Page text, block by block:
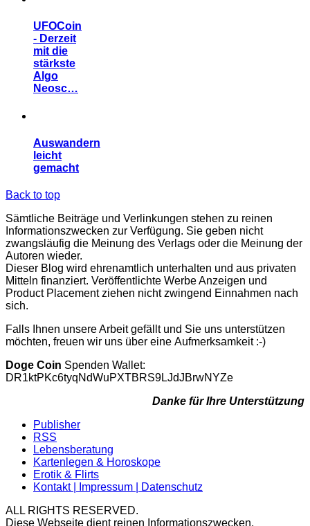
UFOCoin
- Derzeit
mit die
stärkste
Algo
Neosc…
Auswandern
leicht
gemacht
Back to top
Sämtliche Beiträge und Verlinkungen stehen zu reinen
Informationszwecken zur Verfügung. Sie geben nicht
zwangsläufig die Meinung des Verlags oder die Meinung der
Autoren wieder.
Dieser Blog wird ehrenamtlich unterhalten und aus privaten
Mitteln finanziert. Veröffentlichte Werbe Anzeigen und
Product Placement ziehen nicht zwingend Einnahmen nach
sich.
Falls Ihnen unsere Arbeit gefällt und Sie uns unterstützen
möchten, freuen wir uns über eine Aufmerksamkeit :-)
Doge Coin Spenden Wallet:
DR1ktPKc6tyqNdWuPXTBRS9LJdJBrwNYZe
Danke für Ihre Unterstützung
Publisher
RSS
Lebensberatung
Kartenlegen & Horoskope
Erotik & Flirts
Kontakt | Impressum | Datenschutz
ALL RIGHTS RESERVED.
Diese Webseite dient reinen Informationszwecken.